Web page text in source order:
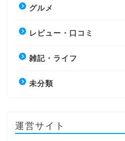
グルメ
レビュー・口コミ
雑記・ライフ
未分類
運営サイト